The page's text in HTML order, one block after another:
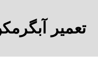
تعمیر